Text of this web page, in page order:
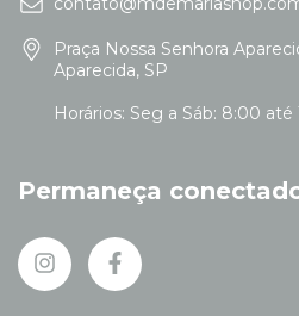
Praça Nossa Senhora
Aparecida, SP
Permaneça